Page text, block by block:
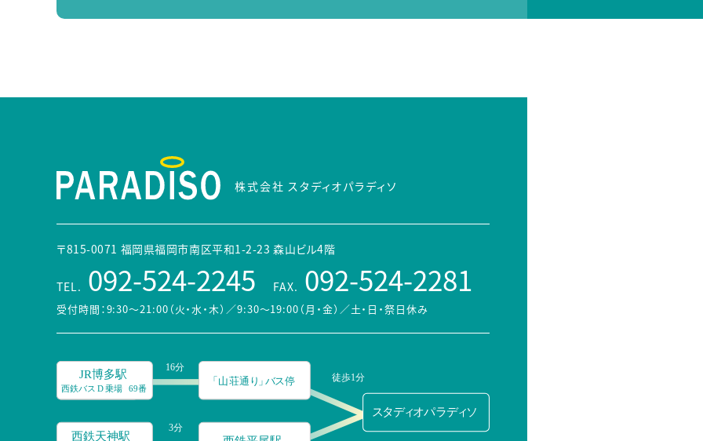
株式会社 スタディオパラディソ
〒815-0071 福岡県福岡市南区平和1-2-23 森山ビル4階
TEL. 092-524-2245 FAX. 092-524-2281
受付時間：9:30～21:00（火・水・木）／9:30～19:00（月・金） ／土・日・祭日休み